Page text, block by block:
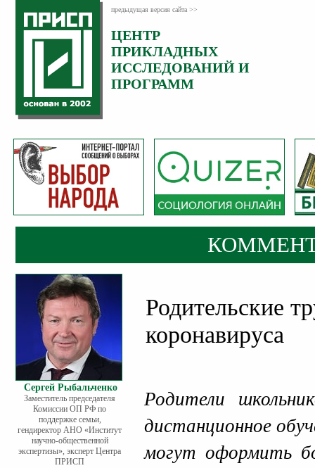
предыдущая версия сайта >>
ЦЕНТР
ПРИКЛАДНЫХ
ИССЛЕДОВАНИЙ И
ПРОГРАММ
Сергей Рыбальченко
Заместитель председателя
Комиссии ОП РФ по
поддержке семьи,
гендиректор АНО «Институт
научно-общественной
экспертизы», эксперт Центра
ПРИСП
Родительские
коронавируса
Родители
дистанционное
могут оформить
Категория:
Комментарии